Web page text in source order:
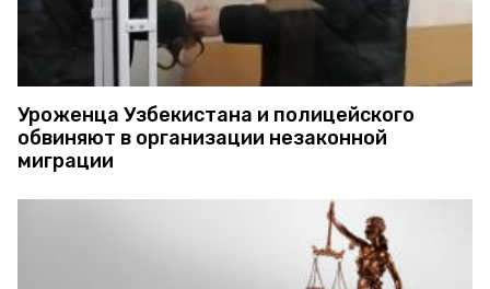
Уроженца Узбекистана и полицейского
обвиняют в организации незаконной
миграции